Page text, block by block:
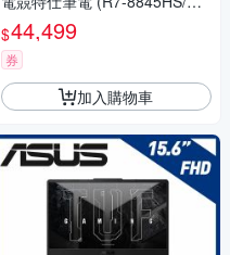
X3050 4GB/16G+16G/512G+5
12G SSD/曜石黑)
$44,499
券
加入購物車